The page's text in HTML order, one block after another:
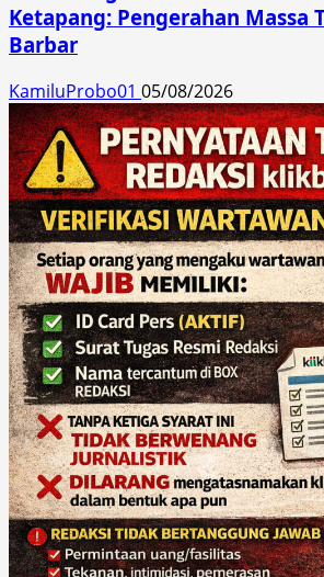
Ketapang: Pengerahan Massa
Barbar
KamiluProbo01 05/08/2026